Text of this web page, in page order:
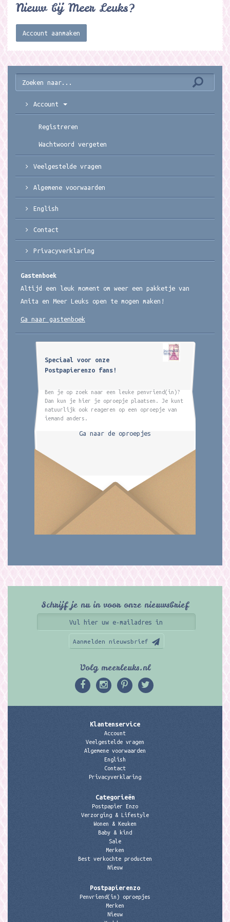
Nieuw bij Meer Leuks?
Account aanmaken
Account
Registreren
Wachtwoord vergeten
Veelgestelde vragen
Algemene voorwaarden
English
Contact
Privacyverklaring
Gastenboek
Altijd een leuk moment om weer een pakketje van
Anita en Meer Leuks open te mogen maken!
Ga naar gastenboek
Speciaal voor onze
Postpapierenzo fans!
Ben je op zoek naar een leuke penvriend(in)?
Dan kun je hier je oproepje plaatsen. Je kunt
natuurlijk ook reageren op een oproepje van
iemand anders.
Ga naar de oproepjes
Schrijf je nu in voor onze nieuwsbrief
Aanmelden nieuwsbrief
Volg meerleuks.nl
Klantenservice
Account
Veelgestelde vragen
Algemene voorwaarden
English
Contact
Privacyverklaring
Categorieën
Postpapier Enzo
Verzorging & Lifestyle
Wonen & Keuken
Baby & kind
Sale
Merken
Best verkochte producten
Nieuw
Postpapierenzo
Penvriend(in) oproepjes
Merken
Nieuw